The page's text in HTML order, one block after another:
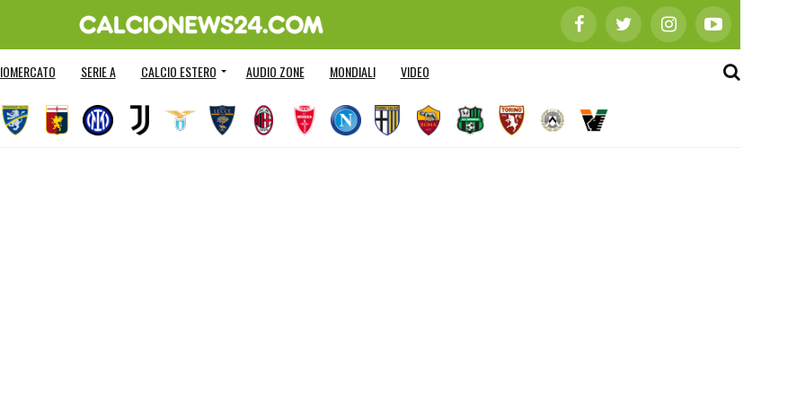
SERIE A CALCIO ESTERO AUDIO ZONE MONDIALI VIDEO